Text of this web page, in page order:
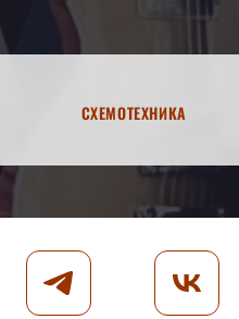
Схемотехника